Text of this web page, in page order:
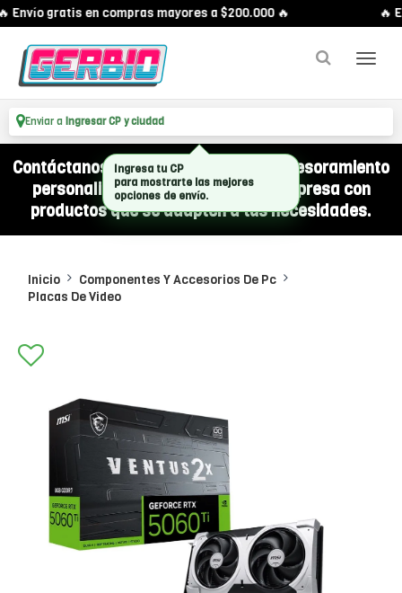
Envío gratis en compras mayores a $200.000 🔥 🔥
Enviar a Ingresar CP y ciudad
Contáctanos por WhatsApp y recibí asesoramiento
personalizado para equipar a tu empresa con
productos que se adapten a tus necesidades.
Inicio
Componentes Y Accesorios De Pc
Placas De Video
Ingresa tu CP
para mostrarte las mejores
opciones de envío.